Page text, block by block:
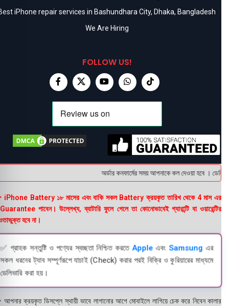
iPhone repair services in Bashundhara City, Dhaka, Bangladesh
We Are Hiring
FOLLOW US!
অর্ডার কনফার্মের সময় আপনাকে কল দেওয়া হবে ।
Battery ১৮ মাসের এবং বাকি সকল Battery ক্রয়কৃত তারিখ থেকে 4 মাস এর
পাবেন। উল্লেখ্য, ব্যাটারি ফুলে গেলে তা কোনোভাবেই গ্যারান্টি বা ওয়ারেন্টির
হবে না।
✅ গ্রাহক সন্তুষ্টি ও পণ্যের স্বচ্ছতা নিশ্চিত করতে Appleএবং Samsungএর
সকল ধরনের ট্যাব সম্পূর্ণরূপে যাচাই (Check) করার পরই বিক্রি ও কুরিয়ারের মাধ্যমে
ডেলিভারি করা হয়।
ক্রয়কৃত ডিসপ্লে স্থায়ী ভাবে লাগানোর আগে মোবাইলে লাগিয়ে চেক করে নিবেন কালার